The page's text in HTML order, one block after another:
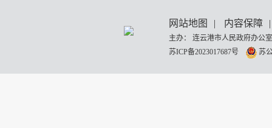
网站地图 | 内容保障 |
主办： 连云港市人民政府办
苏ICP备2023017687号
苏